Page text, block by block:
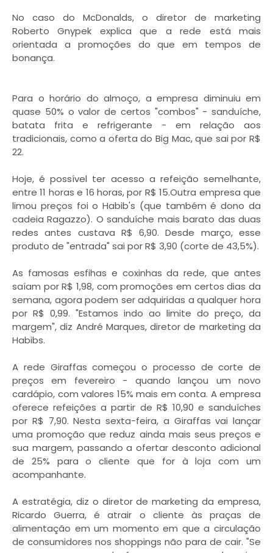
No caso do McDonalds, o diretor de marketing
Roberto Gnypek explica que a rede está mais
orientada a promoções do que em tempos de
bonança.
Para o horário do almoço, a empresa diminuiu em
quase 50% o valor de certos "combos" - sanduíche,
batata frita e refrigerante - em relação aos
tradicionais, como a oferta do Big Mac, que sai por R$
22.
Hoje, é possível ter acesso a refeição semelhante,
entre 11 horas e 16 horas, por R$ 15.Outra empresa que
limou preços foi o Habib's (que também é dono da
cadeia Ragazzo). O sanduíche mais barato das duas
redes antes custava R$ 6,90. Desde março, esse
produto de "entrada" sai por R$ 3,90 (corte de 43,5%).
As famosas esfihas e coxinhas da rede, que antes
saíam por R$ 1,98, com promoções em certos dias da
semana, agora podem ser adquiridas a qualquer hora
por R$ 0,99. "Estamos indo ao limite do preço, da
margem", diz André Marques, diretor de marketing da
Habibs.
A rede Giraffas começou o processo de corte de
preços em fevereiro - quando lançou um novo
cardápio, com valores 15% mais em conta. A empresa
oferece refeições a partir de R$ 10,90 e sanduíches
por R$ 7,90. Nesta sexta-feira, a Giraffas vai lançar
uma promoção que reduz ainda mais seus preços e
sua margem, passando a ofertar desconto adicional
de 25% para o cliente que for à loja com um
acompanhante.
A estratégia, diz o diretor de marketing da empresa,
Ricardo Guerra, é atrair o cliente às praças de
alimentação em um momento em que a circulação
de consumidores nos shoppings não para de cair. "Se